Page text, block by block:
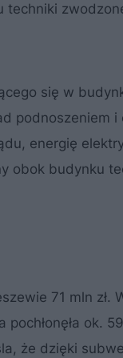
techniki
się w
podnoszeniem i
energię
obok budynku
71 mln zł.
ok.
że dzięki